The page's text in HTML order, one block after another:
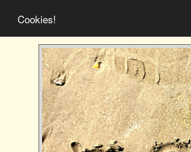
Cookies!